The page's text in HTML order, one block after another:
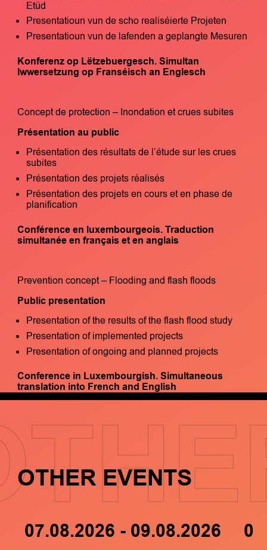
Etüd
Presentatioun vun de scho realiséierte Projeten
Presentatioun vun de lafenden a geplangte Mesuren
Konferenz op Lëtzebuergesch. Simultan
Iwwersetzung op Franséisch an Englesch
Concept de protection – Inondation et crues subites
Présentation au public
Présentation des résultats de l’étude sur les crues
subites
Présentation des projets réalisés
Présentation des projets en cours et en phase de
planification
Conférence en luxembourgeois. Traduction
simultanée en français et en anglais
Prevention concept – Flooding and flash floods
Public presentation
Presentation of the results of the flash flood study
Presentation of implemented projects
Presentation of ongoing and planned projects
Conference in Luxembourgish.Simultaneous
translation into French and English
OTHER EVENTS
07.08.2026 - 09.08.2026